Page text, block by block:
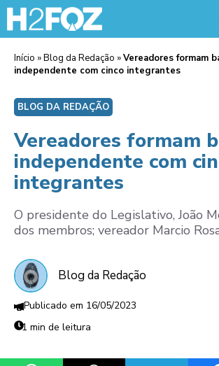
Início »Blog da Redação »Vereadores formam
independente com cinco integrantes
BLOG DA REDAÇÃO
Vereadores formam
independente com
integrantes
O presidente do Legislativo, João
dos membros; vereador Marcio
Blog da Redação
16/05/2023
1 min de leitura